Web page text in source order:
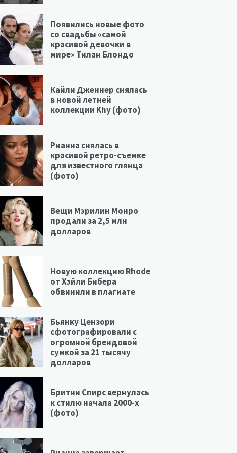
Появились новые фото
со свадьбы «самой
красивой девочки в
мире» Тилан Блондо
Кайли Дженнер снялась
в новой летней
коллекции Khy (фото)
Рианна снялась в
красивой ретро-съемке
для известного глянца
(фото)
Вещи Мэрилин Монро
продали за 2,5 млн
долларов
Новую коллекцию Rhode
от Хэйли Бибера
обвинили в плагиате
Бьянку Цензори
сфотографировали с
огромной брендовой
сумкой за 21 тысячу
долларов
Бритни Спирс вернулась
к стилю начала 2000-х
(фото)